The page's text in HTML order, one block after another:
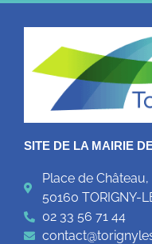
SITE DE LA MAIRIE
Place de Château,
50160 TORIGNY-
02 33 56 71 44